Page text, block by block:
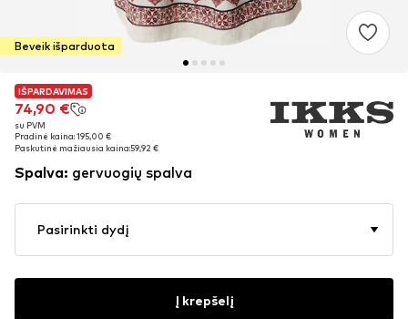
Beveik išparduota
IŠPARDAVIMAS
74,90 €
su PVM
Pradinė kaina: 195,00 €
Paskutinė mažiausia kaina:59,92 €
IŠPARDAVIMAS
74,90 €
su PVM
Pradinė kaina: 195,00 €
Paskutinė mažiausia kaina:59,92 €
Spalva: gervuogių spalva
Pasirinkti dydį
Į krepšelį